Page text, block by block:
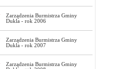
Zarządzenia Burmistrza Gminy
Dukla - rok 2006
Zarządzenia Burmistrza Gminy
Dukla - rok 2007
Zarządzenia Burmistrza Gminy